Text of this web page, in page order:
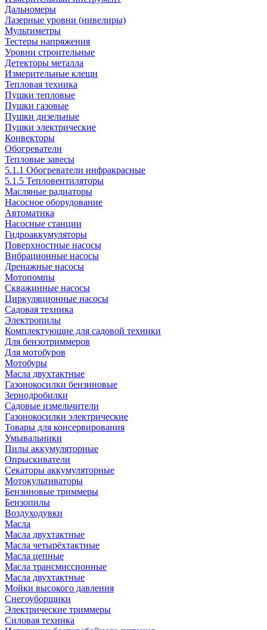
Дальномеры
Лазерные уровни (нивелиры)
Мультиметры
Тестеры напряжения
Уровни строительные
Детекторы металла
Измерительные клещи
Тепловая техника
Пушки тепловые
Пушки газовые
Пушки дизельные
Пушки электрические
Конвекторы
Обогреватели
Тепловые завесы
5.1.1 Обогреватели инфракрасные
5.1.5 Тепловентиляторы
Масляные радиаторы
Насосное оборудование
Автоматика
Насосные станции
Гидроаккумуляторы
Поверхностные насосы
Вибрационные насосы
Дренажные насосы
Мотопомпы
Скважинные насосы
Циркуляционные насосы
Садовая техника
Электропилы
Комплектующие для садовой техники
Для бензотриммеров
Для мотобуров
Мотобуры
Масла двухтактные
Газонокосилки бензиновые
Зернодробилки
Садовые измельчители
Газонокосилки электрические
Товары для консервирования
Умывальники
Пилы аккумуляторные
Опрыскиватели
Секаторы аккумуляторные
Мотокультиваторы
Бензиновые триммеры
Бензопилы
Воздуходувки
Масла
Масла двухтактные
Масла четырёхтактные
Масла цепные
Масла трансмиссионные
Масла двухтактные
Мойки высокого давления
Снегоуборщики
Электрические триммеры
Силовая техника